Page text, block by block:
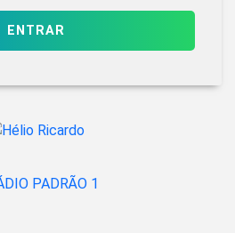
ENTRAR